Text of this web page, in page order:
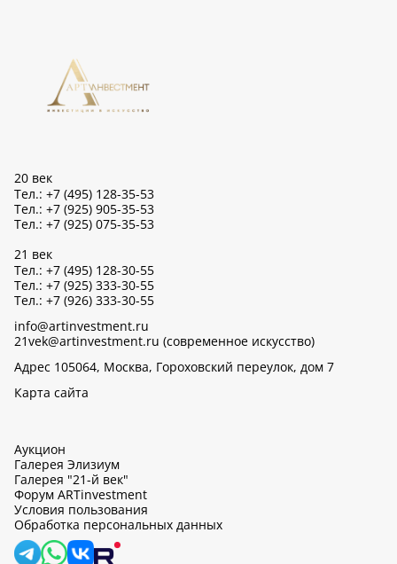
20 век
Тел.: +7 (495) 128-35-53
Тел.: +7 (925) 905-35-53
Тел.: +7 (925) 075-35-53
21 век
Тел.: +7 (495) 128-30-55
Тел.: +7 (925) 333-30-55
Тел.: +7 (926) 333-30-55
info@artinvestment.ru
21vek@artinvestment.ru (современное искусство)
Адрес 105064, Москва, Гороховский переулок, дом 7
Карта сайта
Аукцион
Галерея Элизиум
Галерея "21-й век"
Форум ARTinvestment
Условия пользования
Обработка персональных данных